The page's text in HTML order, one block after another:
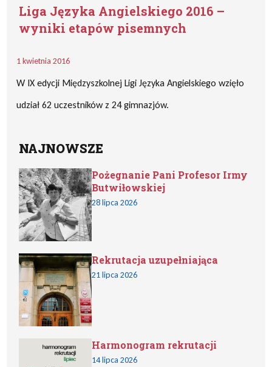
Liga Języka Angielskiego 2016 –
wyniki etapów pisemnych
1 kwietnia 2016
W IX edycji Międzyszkolnej Ligi Języka Angielskiego wzięło
udział 62 uczestników z 24 gimnazjów.
NAJNOWSZE
Pożegnanie Pani Profesor Irmy
Butwiłowskiej
28 lipca 2026
Rekrutacja uzupełniająca
21 lipca 2026
Harmonogram rekrutacji
14 lipca 2026